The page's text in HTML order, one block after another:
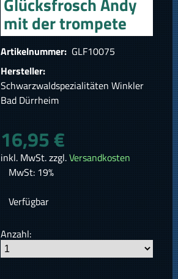
mit der trompete
Artikelnummer: GLF10075
Hersteller:
Schwarzwaldspezialitäten Winkler
Bad Dürrheim
16,95 €
inkl. MwSt. zzgl.Versandkosten
MwSt: 19%
Verfügbar
Anzahl: